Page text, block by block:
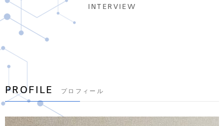
INTERVIEW
PROFILE プロフィール